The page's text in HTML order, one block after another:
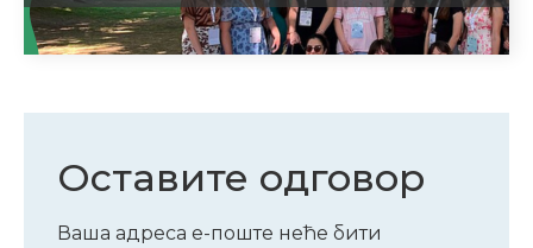
Оставите одговор
Ваша адреса е-поште неће бити